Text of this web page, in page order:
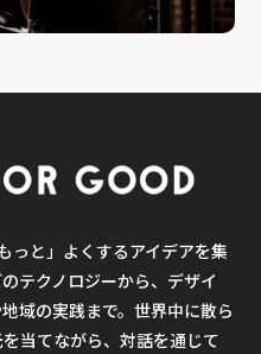
っと」よくするアイデアを集
テクノロジーから、デザイ
域の実践まで。世界中に散ら
当てながら、対話を通じて